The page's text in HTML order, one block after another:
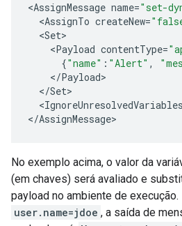
<AssignMessage name="set-
<AssignTo createNew=
<Set>
<Payload contentType=
{"name" : "Alert" ,
</Payload>
</Set>
<IgnoreUnresolvedVariables
</AssignMessage>
No exemplo acima, o valor da
(em chaves) será avaliado e
payload no ambiente de
user.name=jdoe , a saída de